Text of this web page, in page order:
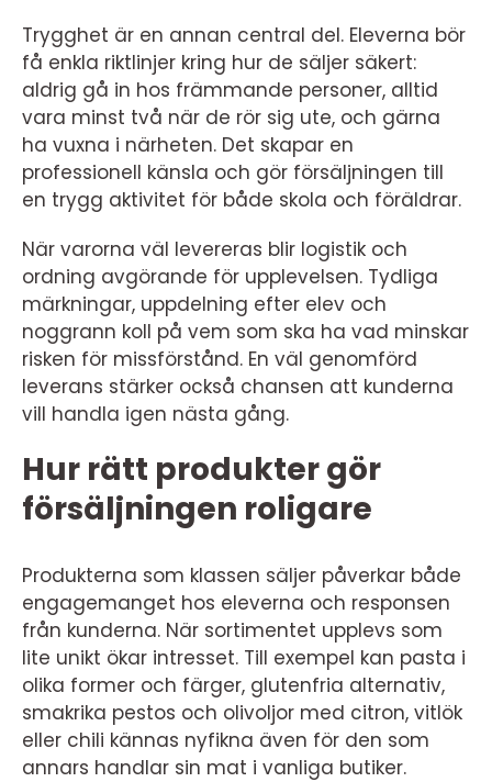
Trygghet är en annan central del. Eleverna bör
få enkla riktlinjer kring hur de säljer säkert:
aldrig gå in hos främmande personer, alltid
vara minst två när de rör sig ute, och gärna
ha vuxna i närheten. Det skapar en
professionell känsla och gör försäljningen till
en trygg aktivitet för både skola och föräldrar.
När varorna väl levereras blir logistik och
ordning avgörande för upplevelsen. Tydliga
märkningar, uppdelning efter elev och
noggrann koll på vem som ska ha vad minskar
risken för missförstånd. En väl genomförd
leverans stärker också chansen att kunderna
vill handla igen nästa gång.
Hur rätt produkter gör
försäljningen roligare
Produkterna som klassen säljer påverkar både
engagemanget hos eleverna och responsen
från kunderna. När sortimentet upplevs som
lite unikt ökar intresset. Till exempel kan pasta i
olika former och färger, glutenfria alternativ,
smakrika pestos och olivoljor med citron, vitlök
eller chili kännas nyfikna även för den som
annars handlar sin mat i vanliga butiker.